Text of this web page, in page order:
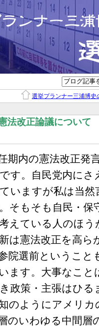
選挙プランナー三浦博史
法改正論議について
期内の憲法改正発
す。自民党内に
いますが私は当
そもそも自民・保
えている人のほ
は憲法改正を高ら
院選前ということ
ます。大事なこと
政策・主張はひ
のようにアメリカ
のいわゆる中間層